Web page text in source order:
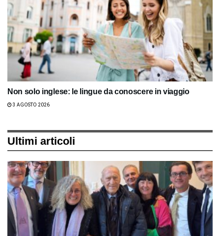
Non solo inglese: le lingue da conoscere in viaggio
3 AGOSTO 2026
Ultimi articoli